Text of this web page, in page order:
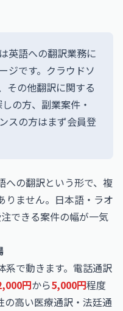
英語への翻訳業務に
ジです。クラウドソ
その他翻訳に関する
の方、副業案件・
スの方はまず会員登
への翻訳という形で、複
りません。日本語・ラオ
できる案件の幅が一気
系で動きます。電話通訳
円から5,000円程度
の高い医療通訳・法廷通